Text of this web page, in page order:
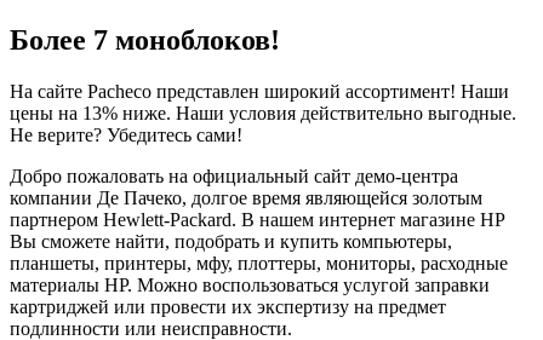
Более 7 моноблоков!
На сайте Pacheco представлен широкий ассортимент! Наши
цены на 13% ниже. Наши условия действительно выгодные.
Не верите? Убедитесь сами!
Добро пожаловать на официальный сайт демо-центра
компании Де Пачеко, долгое время являющейся золотым
партнером Hewlett-Packard. В нашем интернет магазине HP
Вы сможете найти, подобрать и купить компьютеры,
планшеты, принтеры, мфу, плоттеры, мониторы, расходные
материалы HP. Можно воспользоваться услугой заправки
картриджей или провести их экспертизу на предмет
подлинности или неисправности.